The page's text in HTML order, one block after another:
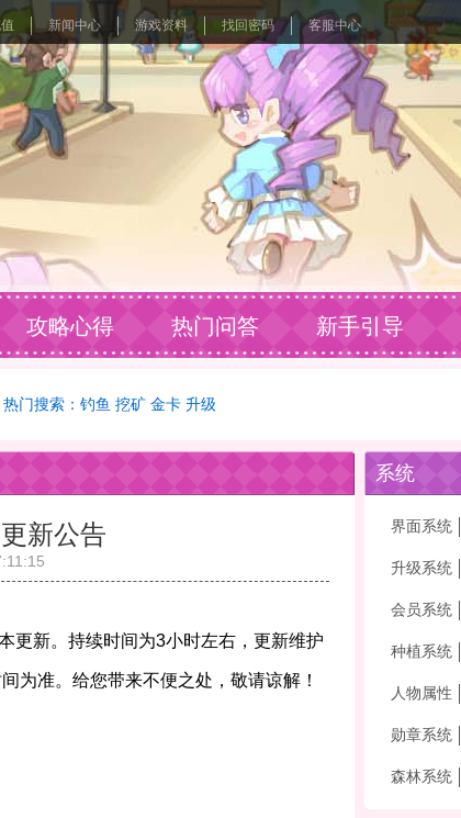
新闻中心 游戏资料 找回密码 客服中心
攻略心得 热门问答 新手引导
热门搜索： 钓鱼 挖矿 金卡 升级
新公告
更新。持续时间为3小时左右，更新维护
为准。给您带来不便之处，敬请谅解！
系统
界面系统
升级系统
会员系统
种植系统
人物属性
勋章系统
森林系统